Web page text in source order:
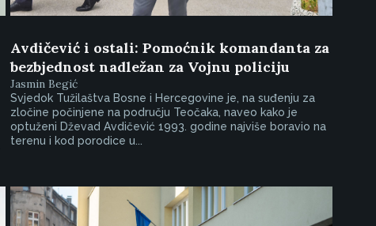
Avdičević i ostali: Pomoćnik komandanta za
bezbjednost nadležan za Vojnu policiju
Jasmin Begić
Svjedok Tužilaštva Bosne i Hercegovine je, na suđenju za
zločine počinjene na području Teočaka, naveo kako je
optuženi Dževad Avdičević 1993. godine najviše boravio na
terenu i kod porodice u...